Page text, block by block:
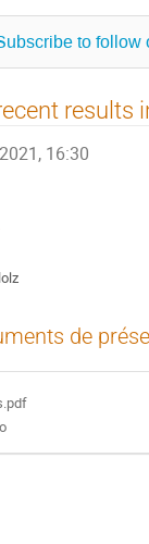
to follow
results
16:30
de